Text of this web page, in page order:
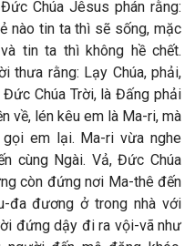
Chúa Jêsus phán rằng:
nào tin ta thì sẽ sống, mặc
tin ta thì không hề chết.
thưa rằng: Lạy Chúa, phải,
Chúa Trời, là Đấng phải
về, lén kêu em là Ma-ri, mà
em lại. Ma-ri vừa nghe
cùng Ngài. Vả, Đức Chúa
còn đứng nơi Ma-thê đến
đa đương ở trong nhà với
đứng dậy đi ra vội-vã như